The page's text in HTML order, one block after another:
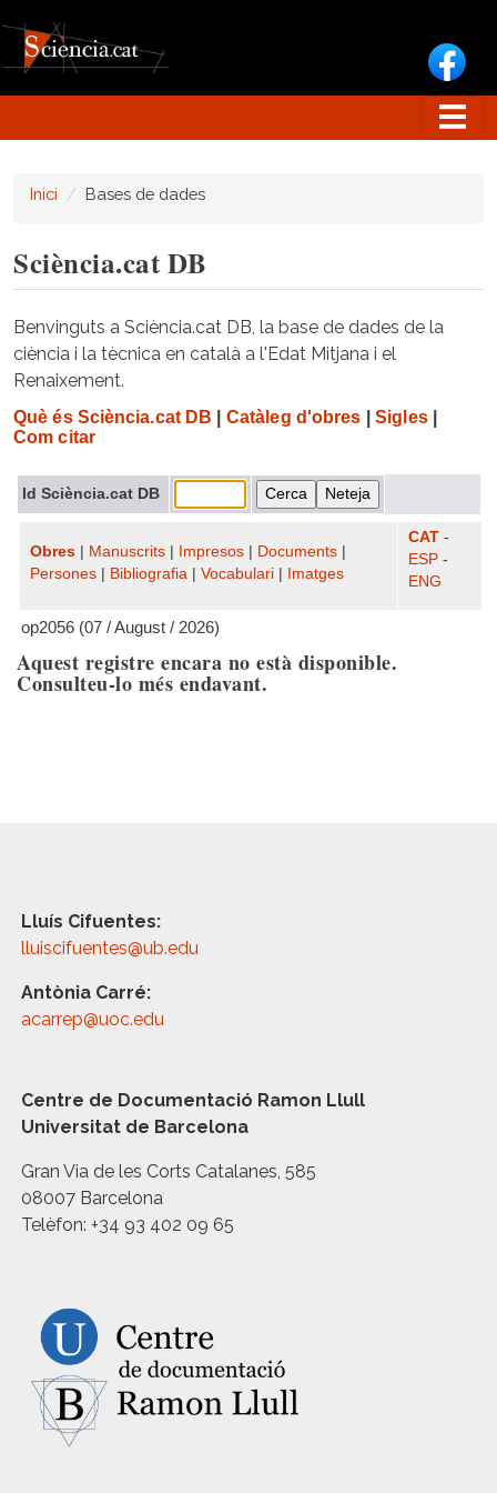
Inici Bases de dades
Sciència.cat DB
Benvinguts a Sciència.cat DB, la base de dades de la
ciència i la tècnica en català a l'Edat Mitjana i el
Renaixement.
Què és Sciència.cat DB Catàleg d'obres Sigles|
Com citar
Id Sciència.cat DB
Obres Manuscrits Impresos Documents
Persones
Bibliografia Vocabulari Imatges
CAT -
ESP -
ENG
op2056 (07 / August / 2026)
Aquest registre encara no està disponible.
Consulteu-lo més endavant.
Lluís Cifuentes:
lluiscifuentes@ub.edu
Antònia Carré:
acarrep@uoc.edu
Centre de Documentació Ramon Llull
Universitat de Barcelona
Gran Via de les Corts Catalanes, 585
08007 Barcelona
Telèfon: +34 93 402 09 65